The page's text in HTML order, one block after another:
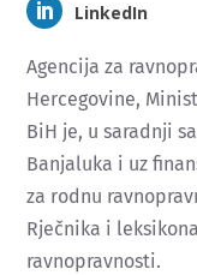
LinkedIn
Agencija za
Hercegovine,
BiH je, u saradnji
Banjaluka i uz
za rodnu
Rječnika i
ravnopravnosti.